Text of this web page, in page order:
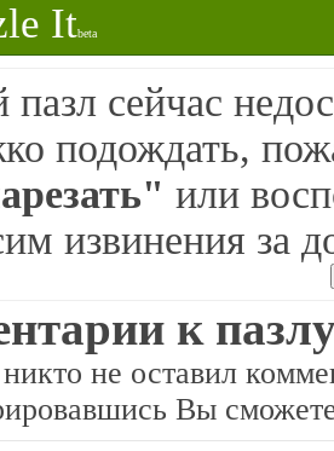
Itbeta
сейчас
подождать,
или
извинения за
к
не оставил
Вы